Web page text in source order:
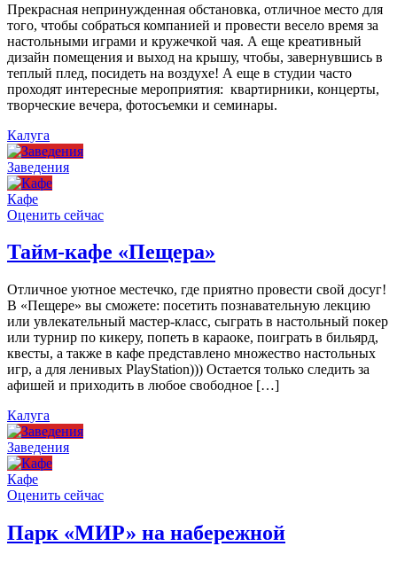
Прекрасная непринужденная обстановка, отличное место для
того, чтобы собраться компанией и провести весело время за
настольными играми и кружечкой чая. А еще креативный
дизайн помещения и выход на крышу, чтобы, завернувшись в
теплый плед, посидеть на воздухе! А еще в студии часто
проходят интересные мероприятия: квартирники, концерты,
творческие вечера, фотосъемки и семинары.
Калуга
Заведения
Кафе
Оценить сейчас
Тайм-кафе «Пещера»
Отличное уютное местечко, где приятно провести свой досуг!
В «Пещере» вы сможете: посетить познавательную лекцию
или увлекательный мастер-класс, сыграть в настольный покер
или турнир по кикеру, попеть в караоке, поиграть в бильярд,
квесты, а также в кафе представлено множество настольных
игр, а для ленивых PlayStation))) Остается только следить за
афишей и приходить в любое свободное […]
Калуга
Заведения
Кафе
Оценить сейчас
Парк «МИР» на набережной